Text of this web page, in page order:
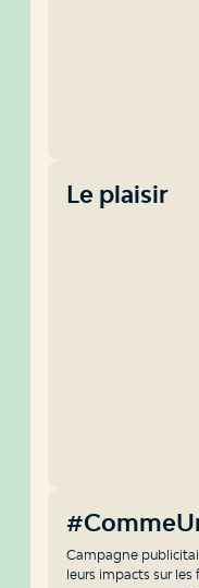
Le plaisir
Campagne
leurs impacts sur les